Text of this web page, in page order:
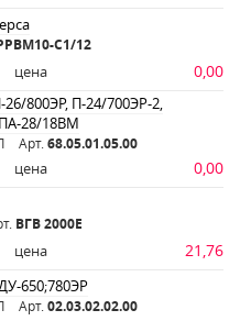
С1/12
цена 0,00
800ЭР, П-24/700ЭР-2,
28/18ВМ
Арт. 68.05.01.05.00
цена 0,00
ВГВ 2000Е
цена 21,76
650;780ЭР
Арт. 02.03.02.02.00